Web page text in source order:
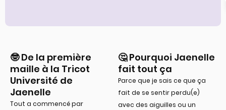
🤓 De la première
maille à la Tricot
Université de
Jaenelle
Tout a commencé par
🤔 Pourquoi Jaenelle
fait tout ça
Parce que je sais ce que ça
fait de se sentir perdu(e)
avec des aiguilles ou un